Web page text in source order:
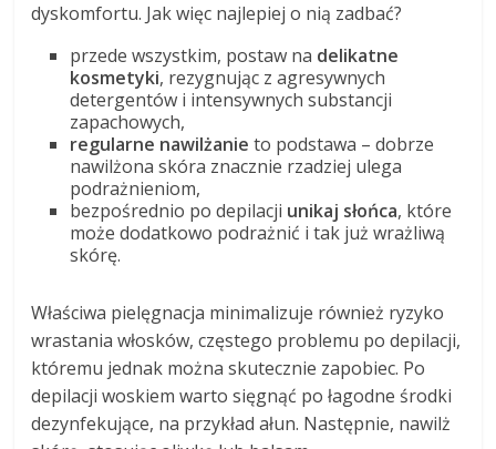
dyskomfortu. Jak więc najlepiej o nią zadbać?
przede wszystkim, postaw na delikatne
kosmetyki, rezygnując z agresywnych
detergentów i intensywnych substancji
zapachowych,
regularne nawilżanie to podstawa – dobrze
nawilżona skóra znacznie rzadziej ulega
podrażnieniom,
bezpośrednio po depilacji unikaj słońca, które
może dodatkowo podrażnić i tak już wrażliwą
skórę.
Właściwa pielęgnacja minimalizuje również ryzyko
wrastania włosków, częstego problemu po depilacji,
któremu jednak można skutecznie zapobiec. Po
depilacji woskiem warto sięgnąć po łagodne środki
dezynfekujące, na przykład ałun. Następnie, nawilż